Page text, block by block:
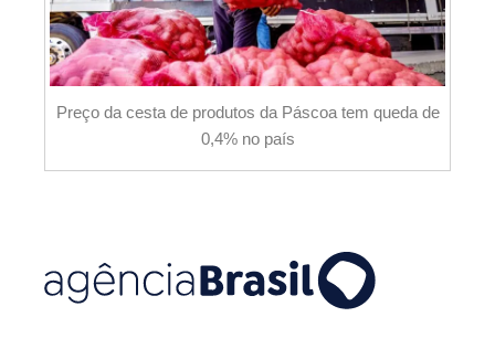
Preço da cesta de produtos da Páscoa tem queda de
0,4% no país